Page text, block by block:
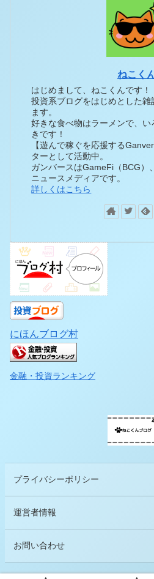
ねこく
はじめまして、ねこくんです！
投資系ブログをはじめとした
ます。
好きな食べ物はラーメンで、
きです！
【遊んで稼ぐを応援する
ターとして活動中。
ガンバースはGameFi（BCG）
ニュースメディアです。
詳しくはこちら
にほんブログ村
金融・投資ランキング
プライバシーポリシー
運営者情報
お問い合わせ